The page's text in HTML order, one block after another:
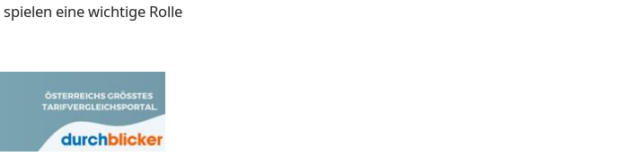
spielen eine wichtige Rolle